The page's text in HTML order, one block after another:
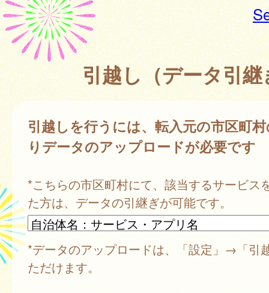
引越し（データ引継
引越しを行うには、転入元の市区町
りデータのアップロードが必要です
*こちらの市区町村にて、該当するサービス
た方は、データの引継ぎが可能です。
*データのアップロードは、「設定」→「引
ただけます。